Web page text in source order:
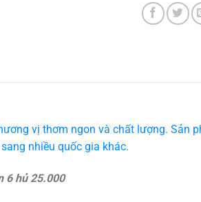
vị thơm ngon và chất lượng. Sản
nhiều quốc gia khác.
6 hủ 25.000